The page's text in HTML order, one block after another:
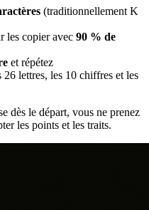
(traditionnellement K
les copier avec 90 % de
et répétez
lettres, les 10 chiffres et les
dès le départ, vous ne prenez
les points et les traits.